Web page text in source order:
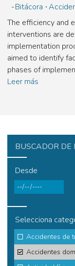
Bitácora
The efficiency and
interventions are
implementation
aimed to identify
phases of
Leer más
BUSCADOR DE
Desde
Selecciona